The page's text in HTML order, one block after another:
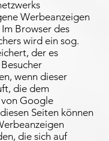
Werbeanzeigen
Browser des
wird ein sog.
der es
wenn dieser
die dem
Google
Seiten können
die sich auf